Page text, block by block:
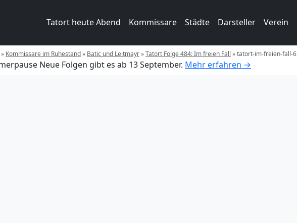
Tatort heute Abend Kommissare Städte Darsteller Verein
» Kommissare im Ruhestand» Batic und Leitmayr»Tatort Folge 484: Im freien Fall »tatort-im-freien-fall-6
Neue Folgen gibt es ab 13 September. Mehr erfahren →